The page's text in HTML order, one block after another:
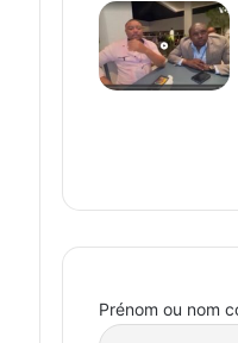
Prénom ou nom